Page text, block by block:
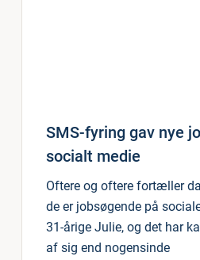
SMS-fyring gav nye
socialt medie
Oftere og oftere fortæller
de er jobsøgende på
31-årige Julie, og det har
af sig end nogensinde